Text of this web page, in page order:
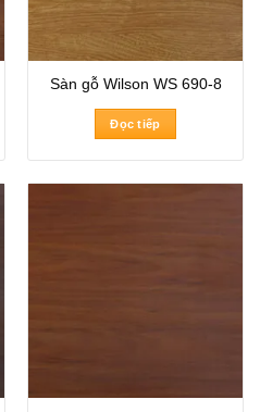
Sàn gỗ Wilson WS 690-8
Đọc tiếp